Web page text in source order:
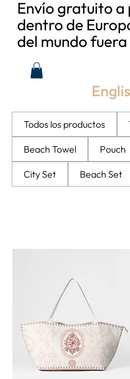
Envío gratuito
dentro de
del mundo fuera
Todos los productos
Beach Towel Pouch
City Set Beach Set